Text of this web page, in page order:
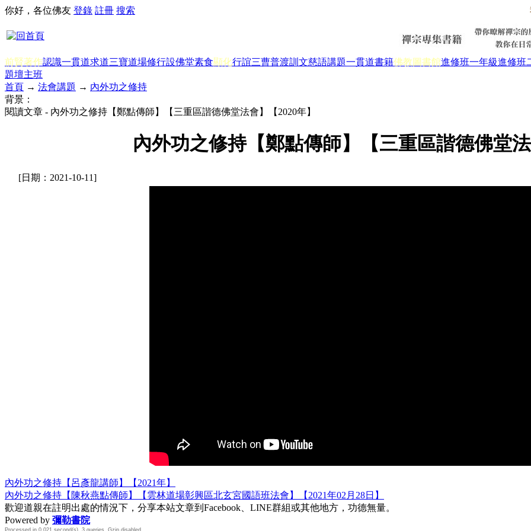
你好，各位佛友 登錄 註冊 搜索
前賢著作認識一貫道求道三寶道場修行設佛堂素食顯化行誼三曹普渡訓文慈語講題一貫道書籍佛教圖書館進修班一年級進修班
題壇主班
首頁 → 法會講題 → 內外功之修持
背景：
閱讀文章 - 內外功之修持【鄭點傳師】【三重區諧德佛堂法會】【2020年】
內外功之修持【鄭點傳師】【三重區諧德佛堂
[日期：2021-10-11]
內外功之修持【呂彥龍講師】【2021年】
內外功之修持【陳秋燕點傳師】【雲林道場彰興區北玄宮國語班法會】【2021年02月28日】
歡迎道親在註明出處的情況下，分享本站文章到Facebook、LINE群組或其他地方，功德無量。
Powered by 彌勒書院
Processed in 0.021 second(s), 3 queries, Gzip disabled